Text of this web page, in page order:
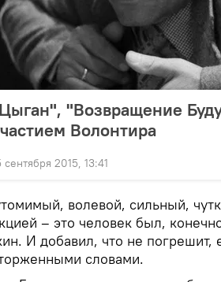
"Возвращение
Волонтира
сентября 2015, 13:41
волевой, сильный,
– это человек был,
И добавил, что не погрешит,
словами.